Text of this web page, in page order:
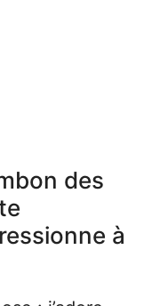
des
à